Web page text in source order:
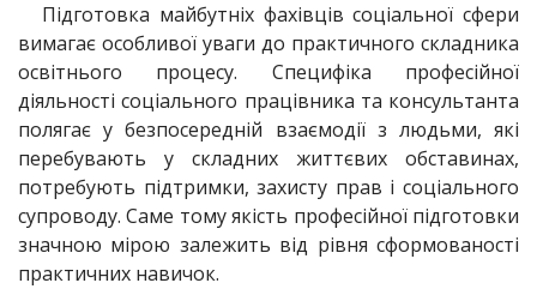
Підготовка майбутніх фахівців соціальної сфери
вимагає особливої уваги до практичного складника
освітнього процесу. Специфіка професійної
діяльності соціального працівника та консультанта
полягає у безпосередній взаємодії з людьми, які
перебувають у складних життєвих обставинах,
потребують підтримки, захисту прав і соціального
супроводу. Саме тому якість професійної підготовки
значною мірою залежить від рівня сформованості
практичних навичок.